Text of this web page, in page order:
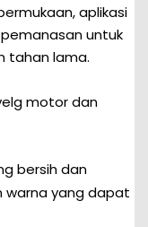
aplikasi
untuk
tahan lama.
motor dan
bersih dan
warna yang dapat